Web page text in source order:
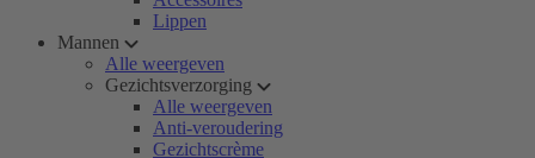
Lippen
Mannen
Alle weergeven
Gezichtsverzorging
Alle weergeven
Anti-veroudering
Gezichtscrème